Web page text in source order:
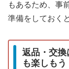
もあるため、事
準備をしておく
返品・交
も楽しもう